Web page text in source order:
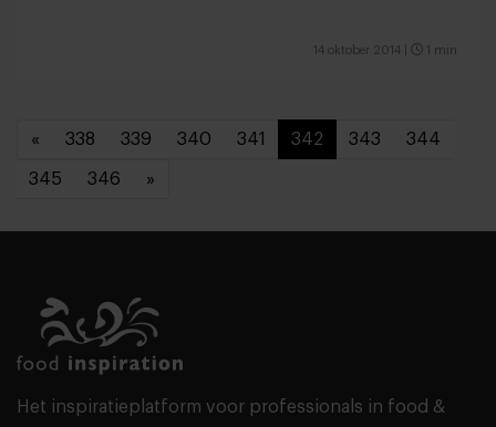
14 oktober 2014 1 min
« 338 339 340 341 342 343 344
345 346 »
Het inspiratieplatform voor professionals in food &